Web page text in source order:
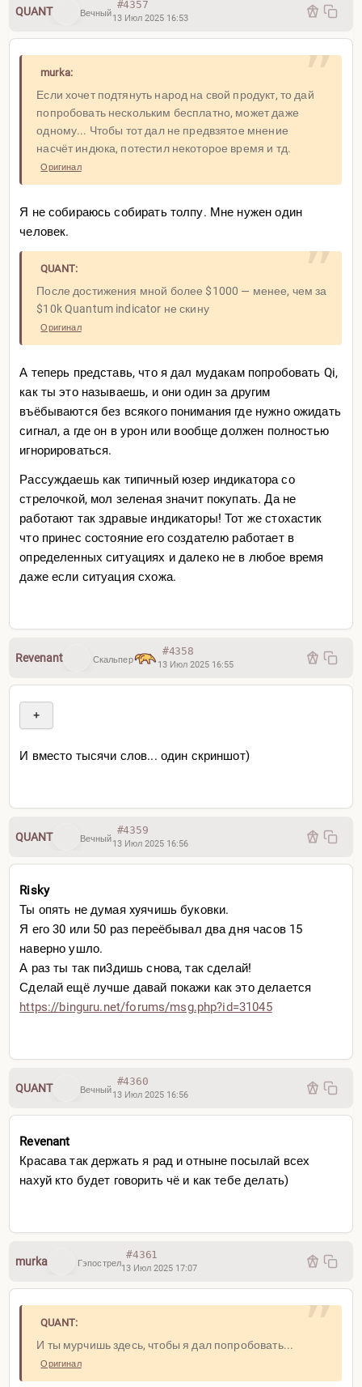
QUANT Вечный
#4357
13 Июл 2025 16:53
murka:
Если хочет подтянуть народ на свой продукт, то дай
попробовать нескольким бесплатно, может даже
одному... Чтобы тот дал не предвзятое мнение
насчёт индюка, потестил некоторое время и тд.
Оригинал
Я не собираюсь собирать толпу. Мне нужен один
человек.
QUANT:
После достижения мной более $1000 — менее, чем за
$10k Quantum indicator не скину
Оригинал
А теперь представь, что я дал мудaкам попробовать Qi,
как ты это называешь, и они один за другим
въёбываются без всякого понимания где нужно ожидать
сигнал, а где он в урон или вообще должен полностью
игнорироваться.
Рассуждаешь как типичный юзер индикатора со
стрелочкой, мол зеленая значит покупать. Да не
работают так здравые индикаторы! Тот же стохастик
что принес состояние его создателю работает в
определенных ситуациях и далеко не в любое время
даже если ситуация схожа.
Revenant Скальпер
#4358
13 Июл 2025 16:55
+
И вместо тысячи слов... один скриншот)
QUANT Вечный
#4359
13 Июл 2025 16:56
Risky
Ты опять не думая xyячишь буковки.
Я его 30 или 50 раз переёбывал два дня часов 15
наверно ушло.
А раз ты так пи3дишь снова, так сделай!
Сделай ещё лучше давай покажи как это делается
https://binguru.net/forums/msg.php?id=31045
QUANT Вечный
#4360
13 Июл 2025 16:56
Revenant
Красава так держать я рад и отныне посылай всех
нахyй кто будет говорить чё и как тебе делать)
murka Гэпострел
#4361
13 Июл 2025 17:07
QUANT:
И ты мурчишь здесь, чтобы я дал попробовать...
Оригинал